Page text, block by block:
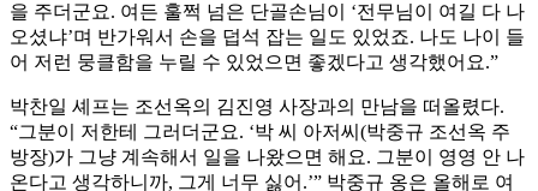
을 주더군요. 여든 훌쩍 넘은 단골손님이 ‘전무님이 여길 다 나
오셨냐’며 반가워서 손을 덥석 잡는 일도 있었죠. 나도 나이 들
어 저런 뭉클함을 누릴 수 있었으면 좋겠다고 생각했어요.”
박찬일 셰프는 조선옥의 김진영 사장과의 만남을 떠올렸다.
“그분이 저한테 그러더군요. ‘박 씨 아저씨(박중규 조선옥 주
방장)가 그냥 계속해서 일을 나왔으면 해요. 그분이 영영 안 나
온다고 생각하니까, 그게 너무 싫어.’” 박중규 옹은 올해로 여